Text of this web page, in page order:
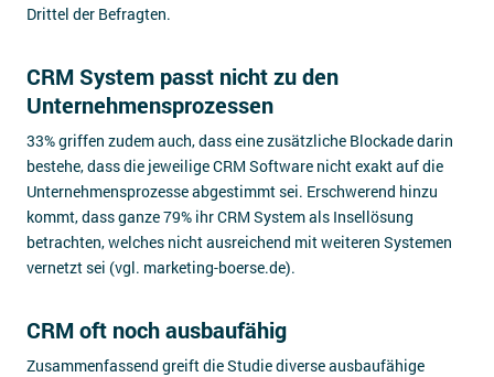
Drittel der Befragten.
CRM System passt nicht zu den
Unternehmensprozessen
33% griffen zudem auch, dass eine zusätzliche Blockade darin
bestehe, dass die jeweilige CRM Software nicht exakt auf die
Unternehmensprozesse abgestimmt sei. Erschwerend hinzu
kommt, dass ganze 79% ihr CRM System als Insellösung
betrachten, welches nicht ausreichend mit weiteren Systemen
vernetzt sei (vgl. marketing-boerse.de).
CRM oft noch ausbaufähig
Zusammenfassend greift die Studie diverse ausbaufähige